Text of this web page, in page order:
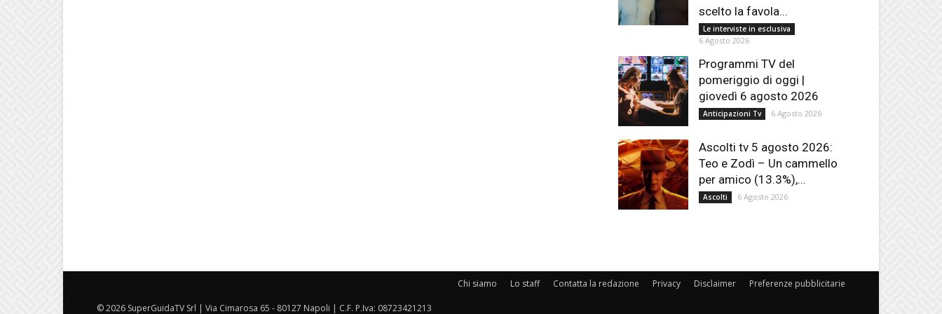
scelto la favola...
Le interviste in esclusiva
6 Agosto 2026
Programmi TV del
pomeriggio di oggi |
giovedì 6 agosto 2026
Anticipazioni Tv 6 Agosto 2026
Ascolti tv 5 agosto 2026:
Teo e Zodì – Un cammello
per amico (13.3%),...
Ascolti 6 Agosto 2026
Chi siamo Lo staff Contatta la redazione Privacy Disclaimer Preferenze pubblicitarie
© 2026 SuperGuidaTV Srl | Via Cimarosa 65 - 80127 Napoli | C.F. P.Iva: 08723421213